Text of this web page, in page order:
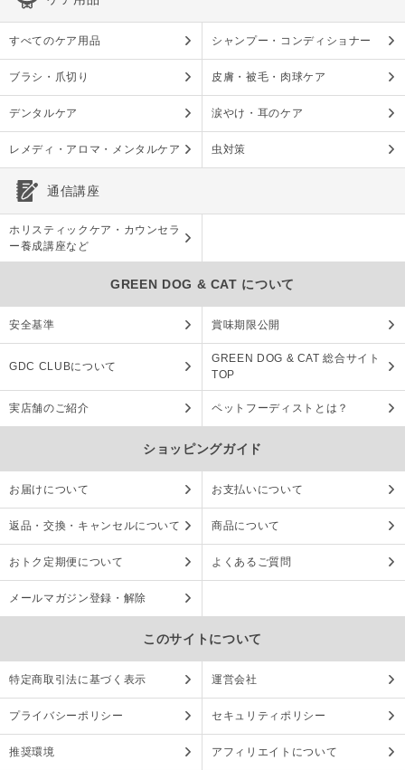
すべてのケア用品 シャンプー・コンディショナー
ブラシ・爪切り 皮膚・被毛・肉球ケア
デンタルケア 涙やけ・耳のケア
レメディ・アロマ・メンタルケア 虫対策
通信講座
ホリスティックケア・カウンセラ
ー養成講座など
GREEN DOG & CAT について
安全基準 賞味期限公開
GDC CLUBについて
GREEN DOG & CAT 総合サイト
TOP
実店舗のご紹介 ペットフーディストとは？
ショッピングガイド
お届けについて お支払いについて
返品・交換・キャンセルについて 商品について
おトク定期便について よくあるご質問
メールマガジン登録・解除
このサイトについて
特定商取引法に基づく表示 運営会社
プライバシーポリシー セキュリティポリシー
推奨環境 アフィリエイトについて